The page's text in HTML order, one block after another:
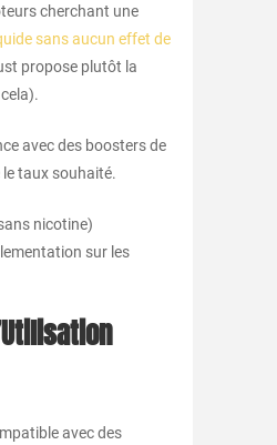
cherchant une
sans aucun effet de
propose plutôt la
avec des boosters de
taux souhaité.
nicotine)
sur les
avec des